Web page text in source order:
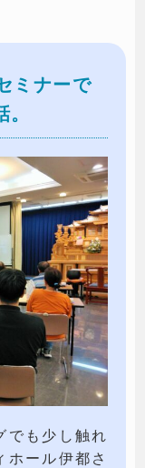
ミナーで
でも少し触れ
ホール伊都さ